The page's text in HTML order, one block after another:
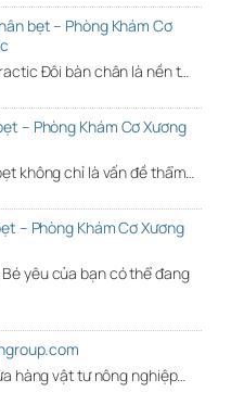
bẹt – Phòng Khám Cơ
Đôi bàn chân là nền t…
– Phòng Khám Cơ Xương
không chỉ là vấn đề thẩm…
– Phòng Khám Cơ Xương
yêu của bạn có thể đang
hàng vật tư nông nghiệp…